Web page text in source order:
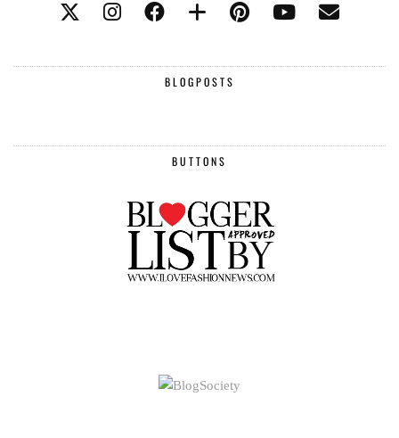
BLOGPOSTS
BUTTONS